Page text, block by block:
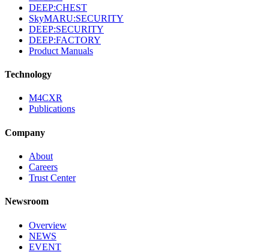
DEEP:CHEST
SkyMARU:SECURITY
DEEP:SECURITY
DEEP:FACTORY
Product Manuals
Technology
M4CXR
Publications
Company
About
Careers
Trust Center
Newsroom
Overview
NEWS
EVENT